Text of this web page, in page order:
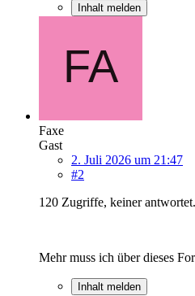
Inhalt melden
Faxe
Gast
2. Juli 2026 um 21:47
#2
120 Zugriffe, keiner antwortet.
Mehr muss ich über dieses
Inhalt melden